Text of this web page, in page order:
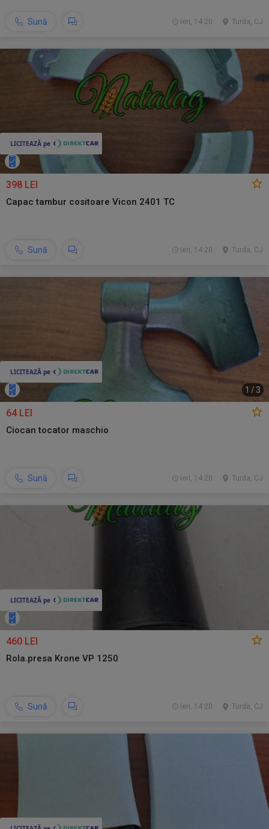
Sună Turda, CJ
ieri, 14:20
398 LEI
Capac tambur cositoare Vicon 2401 TC
Sună Turda, CJ
ieri, 14:20
1 / 3
64 LEI
Ciocan tocator maschio
Sună Turda, CJ
ieri, 14:20
460 LEI
Rola.presa Krone VP 1250
Sună Turda, CJ
ieri, 14:20